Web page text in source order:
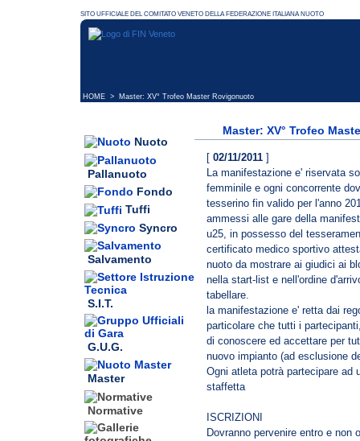
HOME > Master: XV° Trofeo Master Rovigonuoto
Nuoto
Pallanuoto
Fondo
Tuffi
Syncro
Salvamento
S.I.T.
G.U.G.
Master
Normative
Master: XV° Trofeo
[ 02/11/2011 ]
La manifestazione e' riservata
femminile e ogni concorrente
tesserino fin valido per l'anno
ammessi alle gare della
u25, in possesso del
certificato medico sportivo
nuoto da mostrare ai giudici ai
nella start-list e nell'ordine
tabellare.
la manifestazione e' retta dai
particolare che tutti i
di conoscere ed accettare per
nuovo impianto (ad esclusione
Ogni atleta potrà partecipare ad
staffetta
ISCRIZIONI
Dovranno pervenire entro e non